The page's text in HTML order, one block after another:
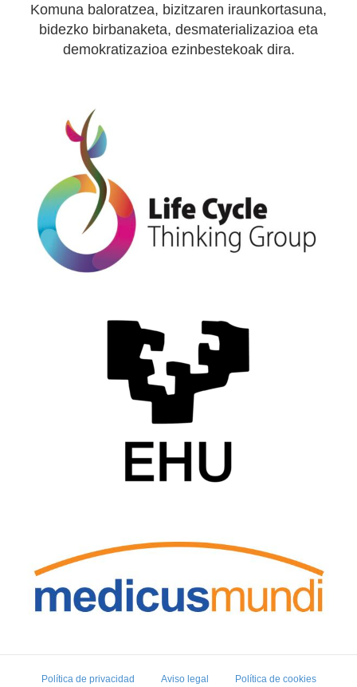
Komuna baloratzea, bizitzaren iraunkortasuna,
bidezko birbanaketa, desmaterializazioa eta
demokratizazioa ezinbestekoak dira.
Política de privacidad Aviso legal Política de cookies